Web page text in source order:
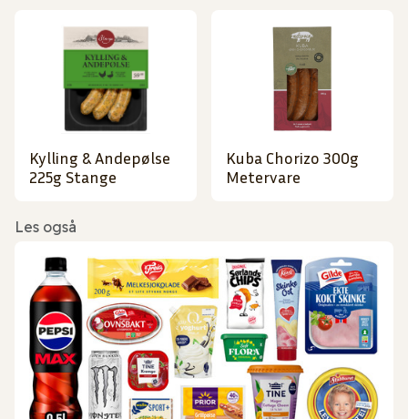
Kylling & Andepølse
225g Stange
Kuba Chorizo 300g
Metervare
Les også